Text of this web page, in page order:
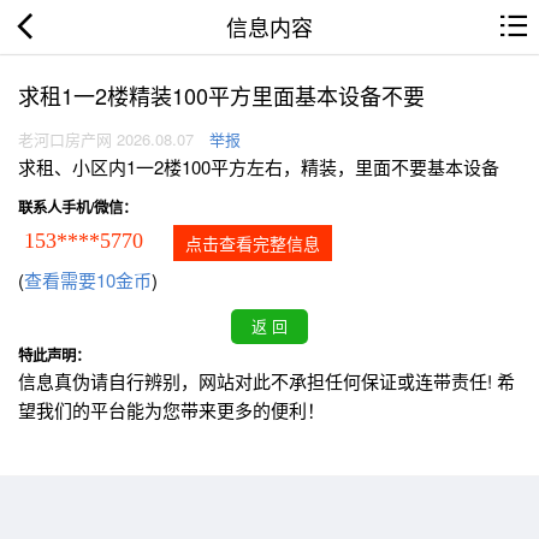
信息内容
求租1一2楼精装100平方里面基本设备不要
老河口房产网 2026.08.07 举报
求租、小区内1一2楼100平方左右，精装，里面不要基本设备
联系人手机/微信：
153****5770 点击查看完整信息
(查看需要10金币)
特此声明：
信息真伪请自行辨别，网站对此不承担任何保证或连带责任! 希
望我们的平台能为您带来更多的便利！